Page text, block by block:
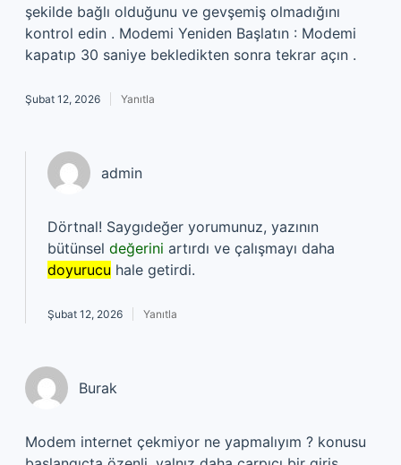
şekilde bağlı olduğunu ve gevşemiş olmadığını
kontrol edin . Modemi Yeniden Başlatın : Modemi
kapatıp 30 saniye bekledikten sonra tekrar açın .
Şubat 12, 2026 Yanıtla
admin
Dörtnal! Saygıdeğer yorumunuz, yazının
bütünsel değerini artırdı ve çalışmayı daha
doyurucu hale getirdi.
Şubat 12, 2026 Yanıtla
Burak
Modem internet çekmiyor ne yapmalıyım ? konusu